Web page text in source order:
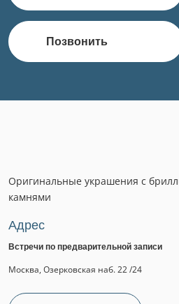
Позвонить
Оригинальные украшения с
камнями
Адрес
Встречи по предварительной записи
Москва, Озерковская наб. 22 /24